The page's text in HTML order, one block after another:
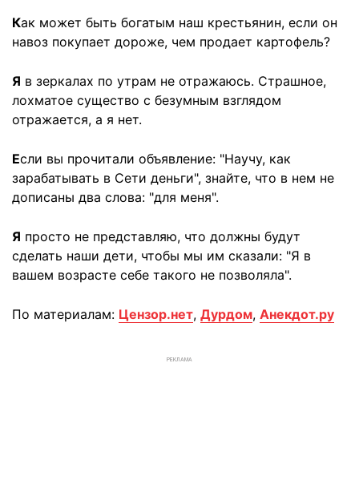
Как может быть богатым наш крестьянин, если он
навоз покупает дороже, чем продает картофель?
Я в зеркалах по утрам не отражаюсь. Страшное,
лохматое существо с безумным взглядом
отражается, а я нет.
Если вы прочитали объявление: "Научу, как
зарабатывать в Сети деньги", знайте, что в нем не
дописаны два слова: "для меня".
Я просто не представляю, что должны будут
сделать наши дети, чтобы мы им сказали: "Я в
вашем возрасте себе такого не позволяла".
По материалам: Цензор.нет, Дурдом, Анекдот.ру
РЕКЛАМА